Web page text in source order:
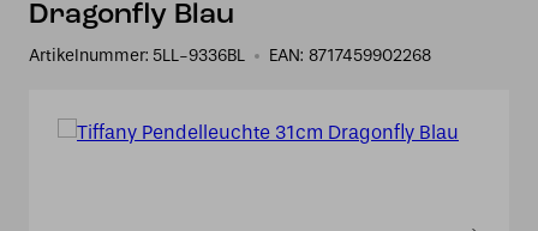
Dragonfly Blau
Artikelnummer: 5LL-9336BL EAN: 8717459902268